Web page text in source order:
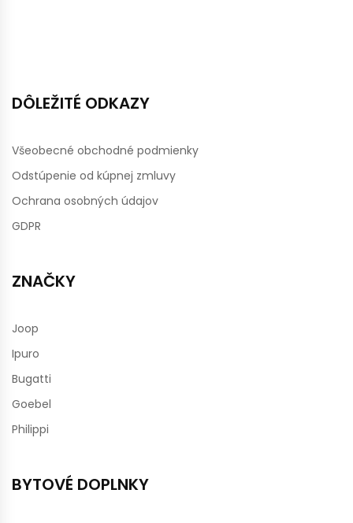
DÔLEŽITÉ ODKAZY
Všeobecné obchodné podmienky
Odstúpenie od kúpnej zmluvy
Ochrana osobných údajov
GDPR
ZNAČKY
Joop
Ipuro
Bugatti
Goebel
Philippi
BYTOVÉ DOPLNKY